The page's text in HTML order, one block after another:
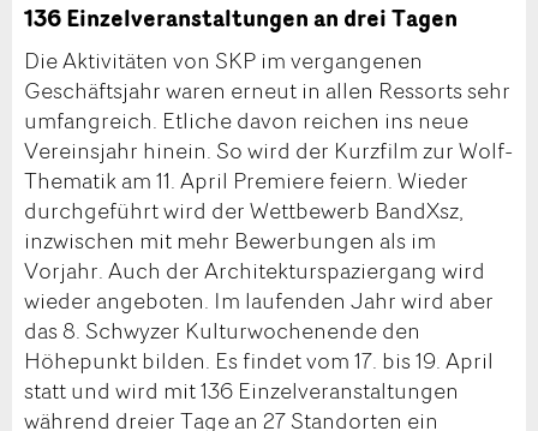
136 Einzelveranstaltungen an drei Tagen
Die Aktivitäten von SKP im vergangenen
Geschäftsjahr waren erneut in allen Ressorts sehr
umfangreich. Etliche davon reichen ins neue
Vereinsjahr hinein. So wird der Kurzfilm zur Wolf-
Thematik am 11. April Premiere feiern. Wieder
durchgeführt wird der Wettbewerb BandXsz,
inzwischen mit mehr Bewerbungen als im
Vorjahr. Auch der Architekturspaziergang wird
wieder angeboten. Im laufenden Jahr wird aber
das 8. Schwyzer Kulturwochenende den
Höhepunkt bilden. Es findet vom 17. bis 19. April
statt und wird mit 136 Einzelveranstaltungen
während dreier Tage an 27 Standorten ein